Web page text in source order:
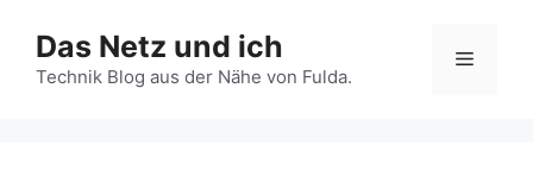
Inhalt
springen
Das Netz und ich
Technik Blog aus der Nähe von Fulda.
Menü